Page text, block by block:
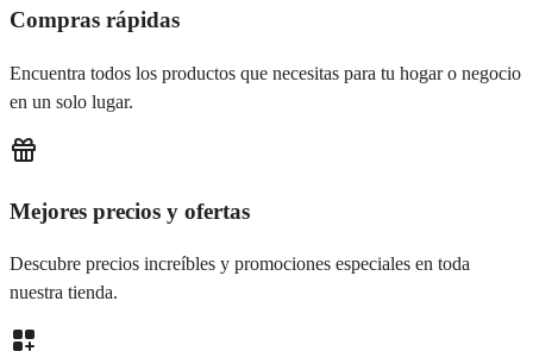
Compras rápidas
Encuentra todos los productos que necesitas para tu hogar o negocio
en un solo lugar.
Mejores precios y ofertas
Descubre precios increíbles y promociones especiales en toda
nuestra tienda.